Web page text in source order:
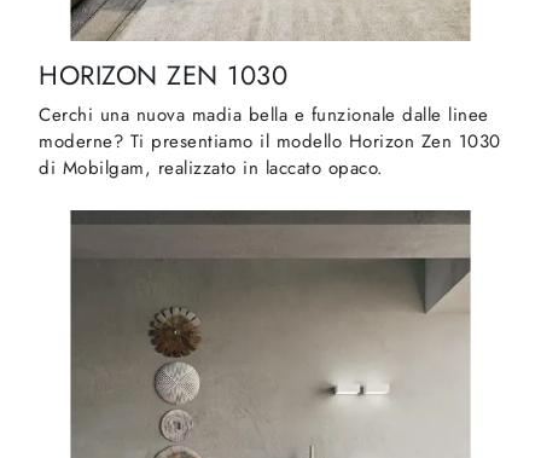
HORIZON ZEN 1030
Cerchi una nuova madia bella e funzionale dalle linee
moderne? Ti presentiamo il modello Horizon Zen 1030
di Mobilgam, realizzato in laccato opaco.